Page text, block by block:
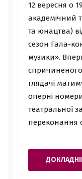
12 вересня о
академічний
та юнацтва)
сезон Гала-
музики».
спричиненого
глядачі
оперні
театральної
переконання